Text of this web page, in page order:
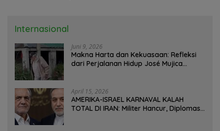
Internasional
Juni 9, 2026
Makna Harta dan Kekuasaan: Refleksi
dari Perjalanan Hidup José Mujica
Rubrik: Opini & Kajian Sosial.
April 15, 2026
AMERIKA-ISRAEL KARNAVAL KALAH
TOTAL DI IRAN: Militer Hancur, Diplomasi